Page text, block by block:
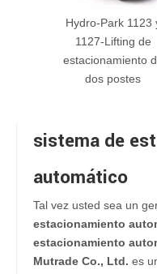
Hydro-Park 1123
1127-Lifting de
estacionamiento
dos postes
sistema de
automático
Tal vez usted sea un
estacionamiento
estacionamiento
Mutrade Co., Ltd. es